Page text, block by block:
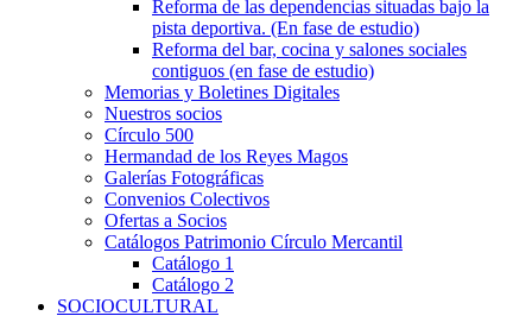
Reforma de las dependencias situadas bajo la
pista deportiva. (En fase de estudio)
Reforma del bar, cocina y salones sociales
contiguos (en fase de estudio)
Memorias y Boletines Digitales
Nuestros socios
Círculo 500
Hermandad de los Reyes Magos
Galerías Fotográficas
Convenios Colectivos
Ofertas a Socios
Catálogos Patrimonio Círculo Mercantil
Catálogo 1
Catálogo 2
SOCIOCULTURAL